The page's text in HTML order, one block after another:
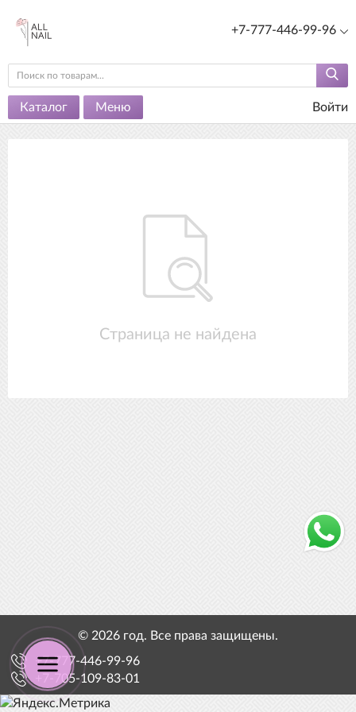
+7-777-446-99-96
Каталог Меню Войти
Страница не найдена
© 2026 год. Все права защищены.
+7-777-446-99-96
+7-705-109-83-01